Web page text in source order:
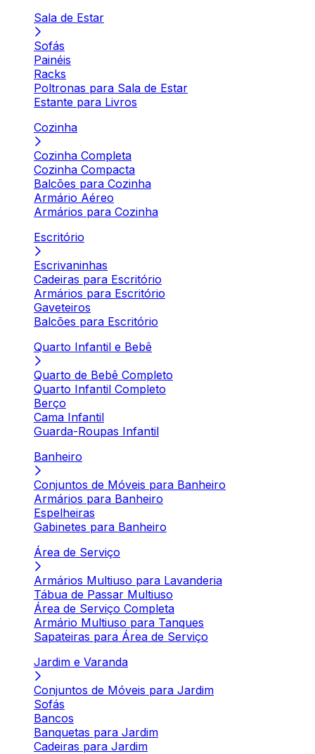
Sala de Estar
Sofás
Painéis
Racks
Poltronas para Sala de Estar
Estante para Livros
Cozinha
Cozinha Completa
Cozinha Compacta
Balcões para Cozinha
Armário Aéreo
Armários para Cozinha
Escritório
Escrivaninhas
Cadeiras para Escritório
Armários para Escritório
Gaveteiros
Balcões para Escritório
Quarto Infantil e Bebê
Quarto de Bebê Completo
Quarto Infantil Completo
Berço
Cama Infantil
Guarda-Roupas Infantil
Banheiro
Conjuntos de Móveis para Banheiro
Armários para Banheiro
Espelheiras
Gabinetes para Banheiro
Área de Serviço
Armários Multiuso para Lavanderia
Tábua de Passar Multiuso
Área de Serviço Completa
Armário Multiuso para Tanques
Sapateiras para Área de Serviço
Jardim e Varanda
Conjuntos de Móveis para Jardim
Sofás
Bancos
Banquetas para Jardim
Cadeiras para Jardim